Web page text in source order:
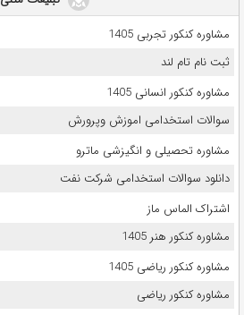
مشاوره کنکور تجربی 1405
ثبت نام تام لند
مشاوره کنکور انسانی 1405
سوالات استخدامی اموزش وپرورش
مشاوره تحصیلی و انگیزشی ماترو
دانلود سوالات استخدامی شرکت نفت
اشتراک الماس ماز
مشاوره کنکور هنر 1405
مشاوره کنکور ریاضی 1405
مشاوره کنکور ریاضی